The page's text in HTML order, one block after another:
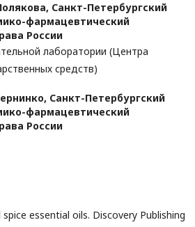
Санкт-Петербургский
фармацевтический
России
лаборатории (Центра
средств)
Санкт-Петербургский
фармацевтический
России
essential oils. Discovery Publishing